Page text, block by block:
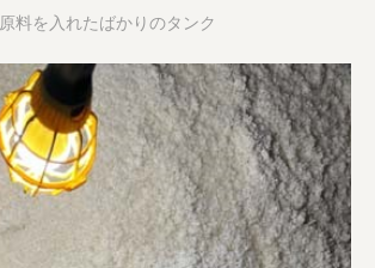
原料を入れたばかりのタンク